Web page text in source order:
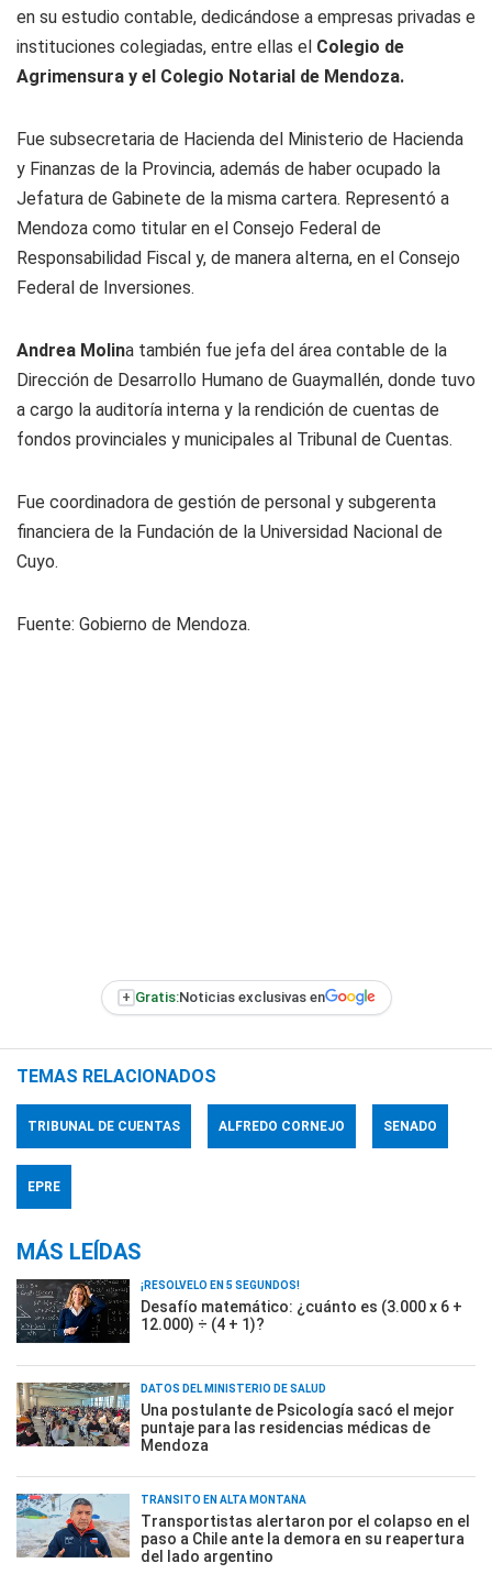
en su estudio contable, dedicándose a empresas privadas e
instituciones colegiadas, entre ellas el Colegio de
Agrimensura y el Colegio Notarial de Mendoza.
Fue subsecretaria de Hacienda del Ministerio de Hacienda
y Finanzas de la Provincia, además de haber ocupado la
Jefatura de Gabinete de la misma cartera. Representó a
Mendoza como titular en el Consejo Federal de
Responsabilidad Fiscal y, de manera alterna, en el Consejo
Federal de Inversiones.
Andrea Molina también fue jefa del área contable de la
Dirección de Desarrollo Humano de Guaymallén, donde tuvo
a cargo la auditoría interna y la rendición de cuentas de
fondos provinciales y municipales al Tribunal de Cuentas.
Fue coordinadora de gestión de personal y subgerenta
financiera de la Fundación de la Universidad Nacional de
Cuyo.
Fuente: Gobierno de Mendoza.
+ Gratis:Noticias exclusivas en
TEMAS RELACIONADOS
TRIBUNAL DE CUENTAS ALFREDO CORNEJO SENADO
EPRE
MÁS LEÍDAS
¡RESOLVELO EN 5 SEGUNDOS!
Desafío matemático: ¿cuánto es (3.000 x 6 +
12.000) ÷ (4 + 1)?
DATOS DEL MINISTERIO DE SALUD
Una postulante de Psicología sacó el mejor
puntaje para las residencias médicas de
Mendoza
TRÁNSITO EN ALTA MONTAÑA
Transportistas alertaron por el colapso en el
paso a Chile ante la demora en su reapertura
del lado argentino